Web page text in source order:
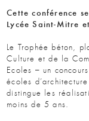
Cette conférence
Lycée Saint-Mitre
Le Trophée béton,
Culture et de la
Ecoles – un
écoles
distingue les
moins de 5 ans.